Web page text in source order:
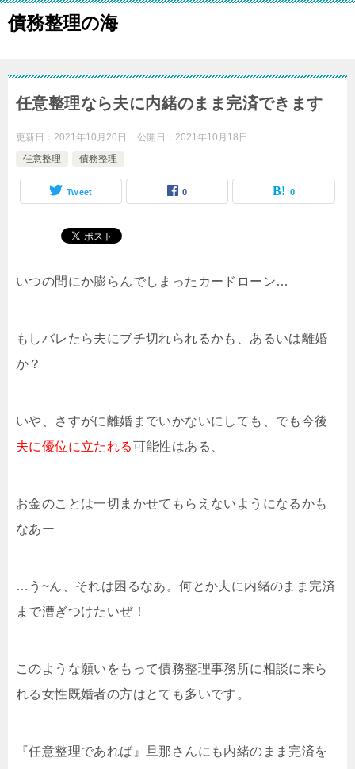
債務整理の海
任意整理なら夫に内緒のまま完済できます
更新日： 2021年10月20日 公開日： 2021年10月18日
任意整理
債務整理
Tweet 0 0
いつの間にか膨らんでしまったカードローン…
もしバレたら夫にブチ切れられるかも、あるいは離婚
か？
いや、さすがに離婚までいかないにしても、でも今後
夫に優位に立たれる可能性はある、
お金のことは一切まかせてもらえないようになるかも
なあー
…う~ん、それは困るなあ。何とか夫に内緒のまま完済
まで漕ぎつけたいぜ！
このような願いをもって債務整理事務所に相談に来ら
れる女性既婚者の方はとても多いです。
『任意整理であれば』旦那さんにも内緒のまま完済を